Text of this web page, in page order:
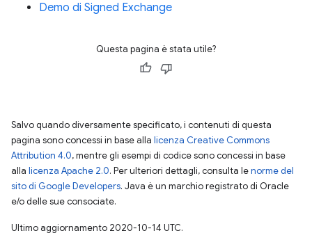
Demo di Signed Exchange
Questa pagina è stata utile?
Salvo quando diversamente specificato, i contenuti di questa
pagina sono concessi in base alla licenza Creative Commons
Attribution 4.0, mentre gli esempi di codice sono concessi in base
alla licenza Apache 2.0. Per ulteriori dettagli, consulta lenorme del
sito di Google Developers. Java è un marchio registrato di Oracle
e/o delle sue consociate.
Ultimo aggiornamento 2020-10-14 UTC.